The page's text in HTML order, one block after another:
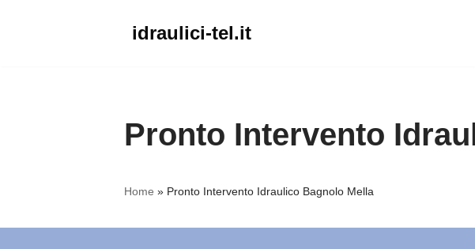
idraulici-tel.it
Home » Pronto Intervento Idraulico Bagnolo Mella
Pronto Intervento